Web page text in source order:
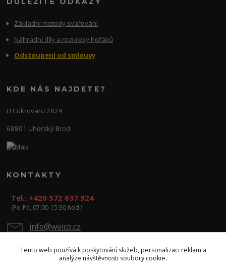
Základní metody svařování
Náhradní díly a rozkresy hořáků
Odstoupení od smlouvy
KDE NÁS NAJDETE?
U Cukrovaru 2829
68801 Uherský Brod
KONTAKTY
Tel.: +420 572 637 924
(Po-Pá, 07:00-15:30 hod.)
info@welco.cz
Tento web používá k poskytování služeb, personalizaci reklam a
analýze návštěvnosti soubory cookie.